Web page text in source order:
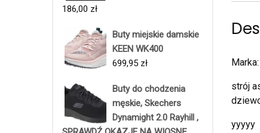
186,00 zł
Buty miejskie damskie
KEEN WK400
699,95 zł
Buty do chodzenia
męskie, Skechers
Dynamight 2.0 Rayhill ,
Marka:
strój
yyyyy